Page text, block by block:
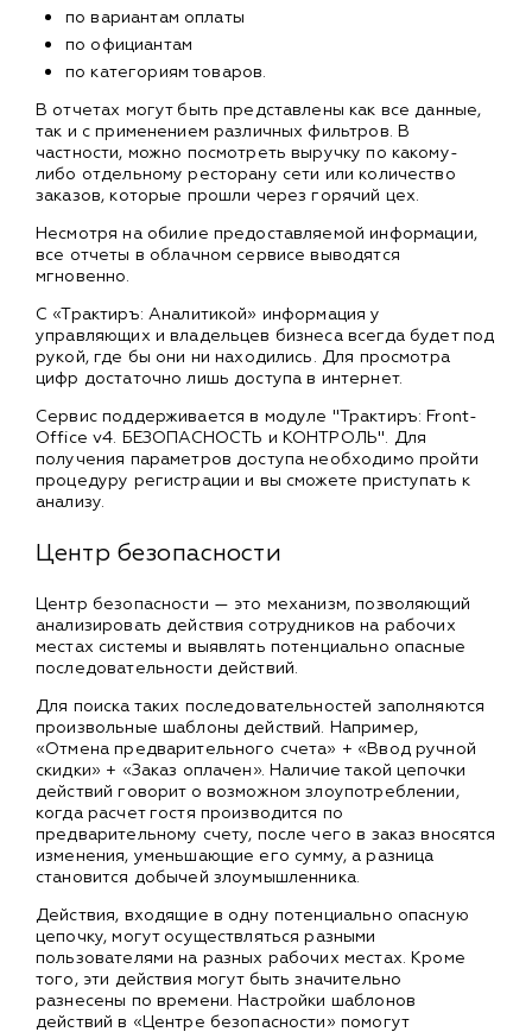
по вариантам оплаты
по официантам
по категориям товаров.
В отчетах могут быть представлены как все данные,
так и с применением различных фильтров. В
частности, можно посмотреть выручку по какому-
либо отдельному ресторану сети или количество
заказов, которые прошли через горячий цех.
Несмотря на обилие предоставляемой информации,
все отчеты в облачном сервисе выводятся
мгновенно.
С «Трактиръ: Аналитикой» информация у
управляющих и владельцев бизнеса всегда будет под
рукой, где бы они ни находились. Для просмотра
цифр достаточно лишь доступа в интернет.
Сервис поддерживается в модуле "Трактиръ: Front-
Office v4. БЕЗОПАСНОСТЬ и КОНТРОЛЬ". Для
получения параметров доступа необходимо пройти
процедуру регистрации и вы сможете приступать к
анализу.
Центр безопасности
Центр безопасности — это механизм, позволяющий
анализировать действия сотрудников на рабочих
местах системы и выявлять потенциально опасные
последовательности действий.
Для поиска таких последовательностей заполняются
произвольные шаблоны действий. Например,
«Отмена предварительного счета» + «Ввод ручной
скидки» + «Заказ оплачен». Наличие такой цепочки
действий говорит о возможном злоупотреблении,
когда расчет гостя производится по
предварительному счету, после чего в заказ вносятся
изменения, уменьшающие его сумму, а разница
становится добычей злоумышленника.
Действия, входящие в одну потенциально опасную
цепочку, могут осуществляться разными
пользователями на разных рабочих местах. Кроме
того, эти действия могут быть значительно
разнесены по времени. Настройки шаблонов
действий в «Центре безопасности» помогут